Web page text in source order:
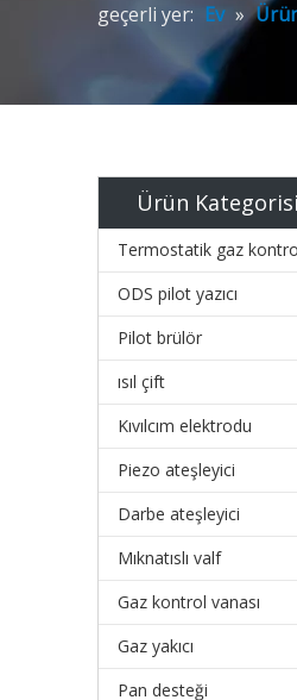
geçerli yer: Ev »
Ürün Kategorisi
Termostatik gaz
ODS pilot yazıcı
Pilot brülör
ısıl çift
Kıvılcım elektrodu
Piezo ateşleyici
Darbe ateşleyici
Mıknatıslı valf
Gaz kontrol vanası
Gaz yakıcı
Pan desteği